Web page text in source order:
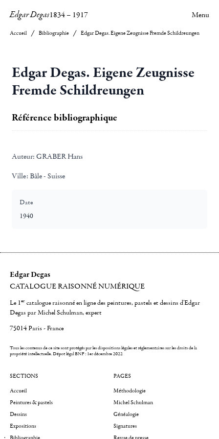
Edgar Degas1834– 1917 Menu
Accueil Bibliographie Edgar Degas. Eigene Zeugnisse Fremde Schildreungen
Edgar Degas. Eigene Zeugnisse
Fremde Schildreungen
Référence bibliographique
Auteur: GRABER Hans
Ville: Bâle - Suisse
Date
1940
Edgar Degas
CATALOGUE RAISONNÉ NUMÉRIQUE
Le 1er catalogue raisonné en ligne des peintures, pastels et dessins d'Edgar
Degas par Michel Schulman, expert
75014 Paris - France
Tous les contenus de ce site sont protégés par les dispositions légales et réglementaires sur les droits de la
propriété intellectuelle.Dépot légal BNF : 1er décembre 2022
SECTIONS
Accueil
Peintures & pastels
Dessins
Expositions
PAGES
Méthodologie
Michel Schulman
Généalogie
Signatures